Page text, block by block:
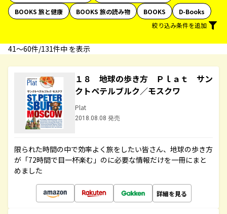
BOOKS 旅と健康
BOOKS 旅の読み物 BOOKS
D-Books
絞り込み条件を追加
41〜60件/131件中 を表示
１８ 地球の歩き方 Ｐｌａｔ サン
クトペテルブルク／モスクワ
Plat
2018.08.08 発売
限られた時間の中で効率よく旅をしたい皆さん、地球の歩き方
が「72時間で目一杯楽む」のに必要な情報だけを一冊にまと
めました
詳細を見る